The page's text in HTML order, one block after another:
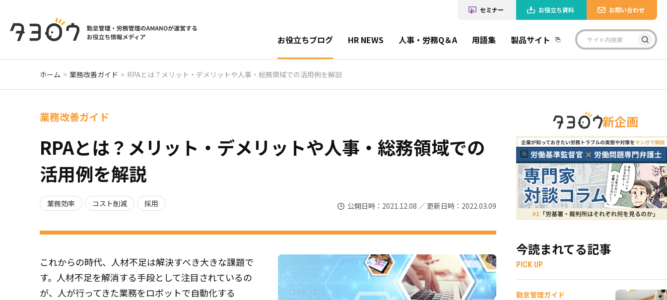
お役立ちブログ HR NEWS 人事・労務Q＆A 用語集 製品サイト
セミナー お役立ち資料 お問い合わせ
ホーム 業務改善ガイド RPAとは？メリット・デメリットや人事・総務領域での活用例を解説
業務改善ガイド
RPAとは？メリット・デメリットや人事・総務領域での
活用例を解説
業務効率 コスト削減 採用 公開日時：2021.12.08 ／ 更新日時：2022.03.09
これからの時代、人材不足は解決すべき大きな課題で
す。人材不足を解消する手段として注目されているの
が、人が行ってきた業務をロボットで自動化する
新企画
今読まれてる記事
PICK UP
勤怠管理ガイド